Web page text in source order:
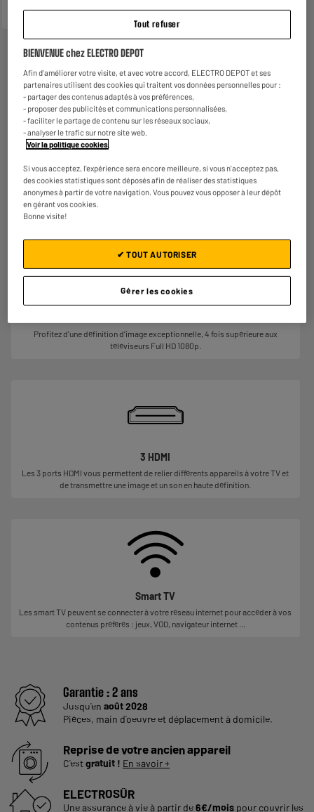
Découvrez la TV MINILED 85" SAMSUNG 85M73H
Des couleurs pures, des nuances précises pour une qualité d’image
Profitez d’une définition d’image exceptionnelle, 4 fois supérieure aux
téléviseurs Full HD 1080p.
3 HDMI
Les 3 ports HDMI vous permettent de relier différents appareils à votre TV et
de transmettre une image et un son en haute définition.
Smart TV
Les smart TV peuvent se connecter à votre réseau internet pour accéder à vos
contenus préférés : jeux, VOD, navigateur internet ...
Garantie :2 ans
Jusqu'en août 2028
Pièces, main d'oeuvre et déplacement à domicile.
Reprise de votre ancien appareil
C'estgratuit ! En savoir +
ELECTROSÛR
Une assurance à vie à partir de6€/mois pour couvrir les
Tout refuser
BIENVENUE chez ELECTRO DEPOT
Afin d'améliorer votre visite, et avec votre accord, ELECTRO DEPOT et ses
partenaires utilisent des cookies qui traitent vos données personnelles pour :
- partager des contenus adaptés à vos préférences,
- proposer des publicités et communications personnalisées,
- faciliter le partage de contenu sur les réseaux sociaux,
- analyser le trafic sur notre site web.
Voir la politique cookies
Si vous acceptez, l'expérience sera encore meilleure, si vous n'acceptez pas,
des cookies statistiques sont déposés afin de réaliser des statistiques
anonymes à partir de votre navigation. Vous pouvez vous opposer à leur dépôt
en gérant vos cookies.
Bonne visite!
Gérer les cookies
✔ TOUT AUTORISER